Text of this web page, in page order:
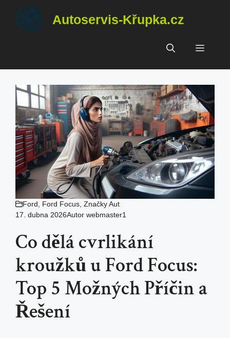
Přeskočit
obsah
Autoservis-Křupka.cz
Menu
Ford Ford Focus Značky Aut
17. dubna 2026Autor webmaster1
Co dělá cvrlikání
kroužků u Ford Focus:
Top 5 Možných Příčin a
Řešení